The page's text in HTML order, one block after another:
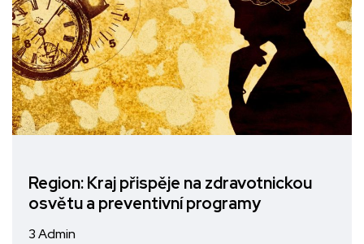
Region: Kraj přispěje na zdravotnickou
osvětu a preventivní programy
3 Admin